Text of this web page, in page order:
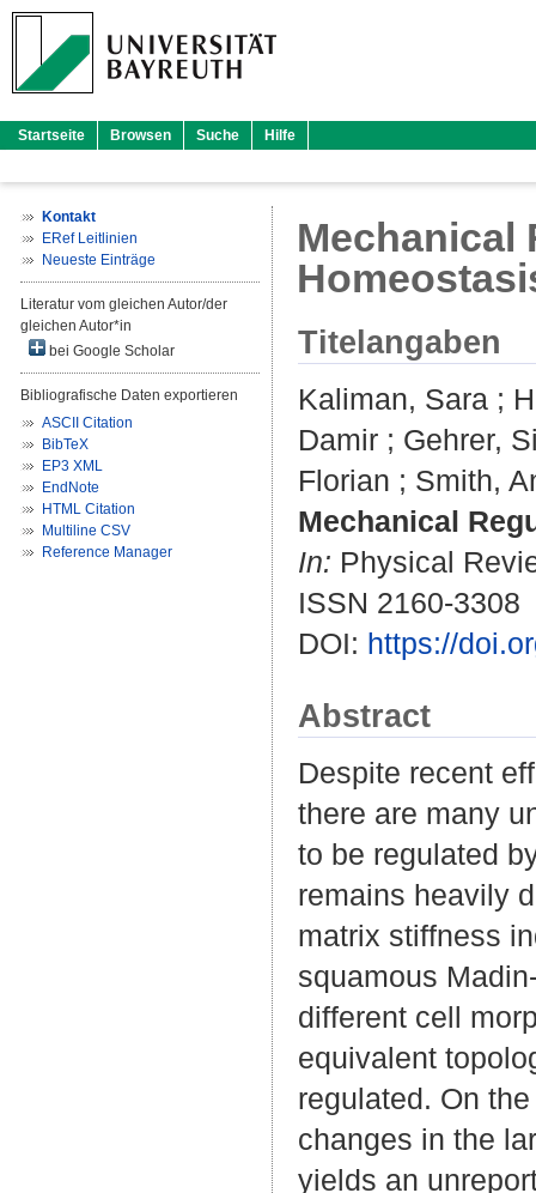
Startseite Browsen Suche Hilfe
Kontakt
ERef Leitlinien
Neueste Einträge
Literatur vom gleichen Autor/der
gleichen Autor*in
bei Google Scholar
Bibliografische Daten exportieren
ASCII Citation
BibTeX
EP3 XML
EndNote
HTML Citation
Multiline CSV
Reference Manager
Mechanical
Titelangaben
Kaliman, Sara ;
Damir ; Gehrer,
Florian ; Smith,
Mechanical
In: Physical
ISSN 2160-3308
DOI: https://
Abstract
Despite recent
there are many
to be regulated
remains heavily
matrix stiffness
squamous
different cell
equivalent
regulated. On
changes in the
yields an